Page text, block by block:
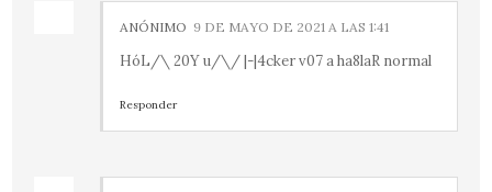
ANÓNIMO 9 DE MAYO DE 2021 A LAS 1:41
HóL/\ 20Y u/\/ |-|4cker v07 a ha8laR normal
Responder